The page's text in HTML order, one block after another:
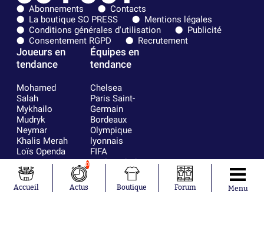
Abonnements
Contacts
La boutique SO PRESS
Mentions légales
Conditions générales d'utilisation
Publicité
Consentement RGPD
Recrutement
Joueurs en
tendance
Mohamed
Salah
Mykhailo
Mudryk
Neymar
Khalis Merah
Loïs Openda
Moussa
Niakhaté
Nicolás
Tagliafico
Équipes en
tendance
Chelsea
Paris Saint-
Germain
Bordeaux
Olympique
lyonnais
FIFA
Real Madrid
RC Strasbourg
AC Milan
France
Accueil
0
Actus Boutique Forum Menu